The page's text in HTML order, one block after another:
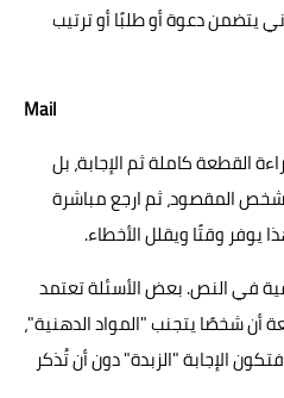
يتضمن دعوة أو طلبًا أو ترتيب
Mail
القطعة كاملة ثم الإجابة، بل
المقصود، ثم ارجع مباشرة
يوفر وقتًا ويقلل الأخطاء.
في النص. بعض الأسئلة تعتمد
أن شخصًا يتجنب "المواد الدهنية"،
الإجابة "الزبدة" دون أن تُذكر